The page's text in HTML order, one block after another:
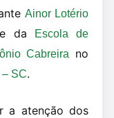
Ainor Lotério
da
Escola de
Cabreirano
SC.
atenção dos